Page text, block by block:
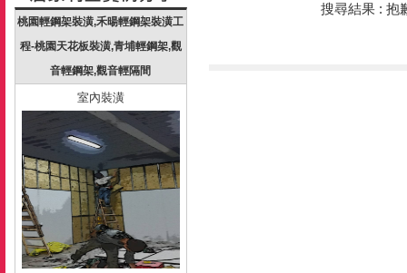
桃園輕鋼架裝潢,禾暘輕鋼架裝潢工
程-桃園天花板裝潢,青埔輕鋼架,觀
音輕鋼架,觀音輕隔間
室內裝潢
搜尋結果 : 抱